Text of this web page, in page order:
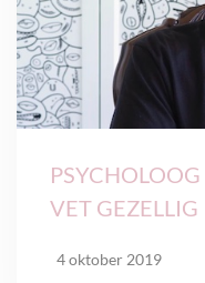
VET GEZELLIG
4 oktober 2019